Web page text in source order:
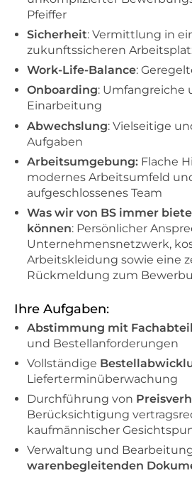
Pfeiffer
Sicherheit: Vermittlung in
zukunftssicheren
Work-Life-Balance:
Onboarding: Umfangreiche
Einarbeitung
Abwechslung: Vielseitige
Aufgaben
Arbeitsumgebung: Flache
modernes Arbeitsumfeld
aufgeschlossenes Team
Was wir von BS immer
können: Persönlicher
Unternehmensnetzwerk,
Arbeitskleidung sowie eine
Rückmeldung zum
Ihre Aufgaben:
Abstimmung mit
und Bestellanforderungen
Vollständige
Lieferterminüberwachung
Durchführung von
Berücksichtigung
kaufmännischer
Verwaltung und
warenbegleitenden